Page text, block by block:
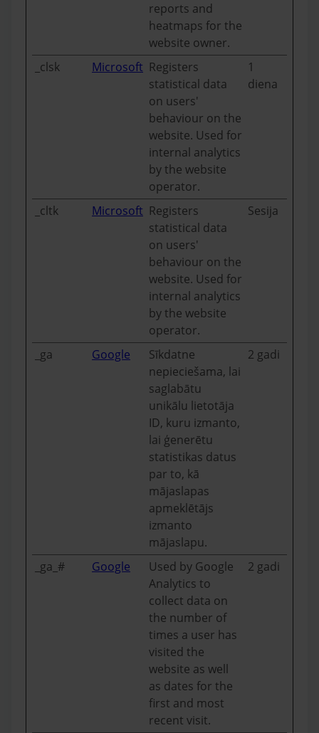
reports and
heatmaps for the
website owner.
_clsk Microsoft Registers
statistical data
on users'
behaviour on the
website. Used for
internal analytics
by the website
operator.
1
diena
_cltk Microsoft Registers
statistical data
on users'
behaviour on the
website. Used for
internal analytics
by the website
operator.
Sesija
_ga Google
Sīkdatne
nepieciešama, lai
saglabātu
unikālu lietotāja
ID, kuru izmanto,
lai ģenerētu
statistikas datus
par to, kā
mājaslapas
apmeklētājs
izmanto
mājaslapu.
2 gadi
_ga_# Google
Used by Google
Analytics to
collect data on
the number of
times a user has
visited the
website as well
as dates for the
first and most
recent visit.
2 gadi